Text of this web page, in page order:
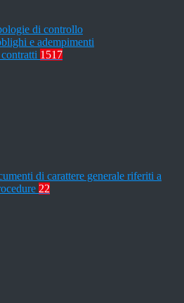
di controllo
e adempimenti
1517
di carattere generale riferiti a
22